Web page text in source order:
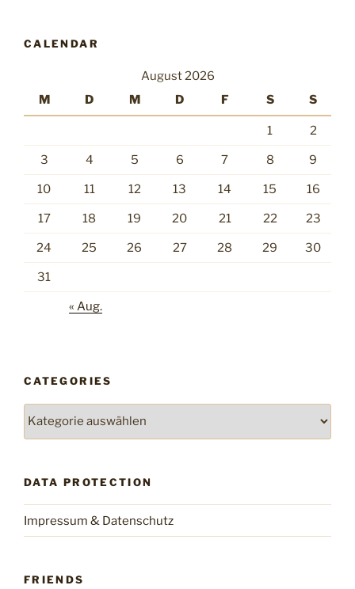
CALENDAR
August 2026
M
D M D F S S
1 2
3 4 5 6 7 8 9
10 11 12 13 14 15 16
17 18 19 20 21 22 23
24 25 26 27 28 29 30
31
« Aug.
CATEGORIES
DATA PROTECTION
Impressum & Datenschutz
FRIENDS